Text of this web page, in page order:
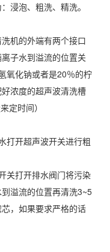
浸泡、粗洗、精洗。
机的外端有两个接口
子水到溢流的位置关
氧化钠或者是20％的柠
浓度的超声波清洗槽
定时间）
打开超声波开关进行粗
关打开排水阀门将污染
溢流的位置再清洗3~5
，如果要求严格的话